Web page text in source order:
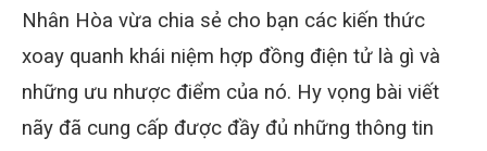
Nhân Hòa vừa chia sẻ cho bạn các kiến thức
xoay quanh khái niệm hợp đồng điện tử là gì và
những ưu nhược điểm của nó. Hy vọng bài viết
nãy đã cung cấp được đầy đủ những thông tin